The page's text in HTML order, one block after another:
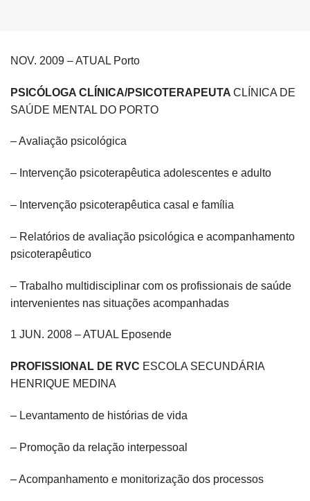
NOV. 2009 – ATUAL Porto
PSICÓLOGA CLÍNICA/PSICOTERAPEUTA CLÍNICA DE
SAÚDE MENTAL DO PORTO
– Avaliação psicológica
– Intervenção psicoterapêutica adolescentes e adulto
– Intervenção psicoterapêutica casal e família
– Relatórios de avaliação psicológica e acompanhamento
psicoterapêutico
– Trabalho multidisciplinar com os profissionais de saúde
intervenientes nas situações acompanhadas
1 JUN. 2008 – ATUAL Eposende
PROFISSIONAL DE RVC ESCOLA SECUNDÁRIA
HENRIQUE MEDINA
– Levantamento de histórias de vida
– Promoção da relação interpessoal
– Acompanhamento e monitorização dos processos